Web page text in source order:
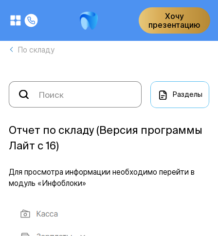
Хочу
презентацию
По складу
Разделы
Отчет по складу (Версия программы
Лайт с 16)
Для просмотра информации необходимо перейти в
модуль «Инфоблоки»